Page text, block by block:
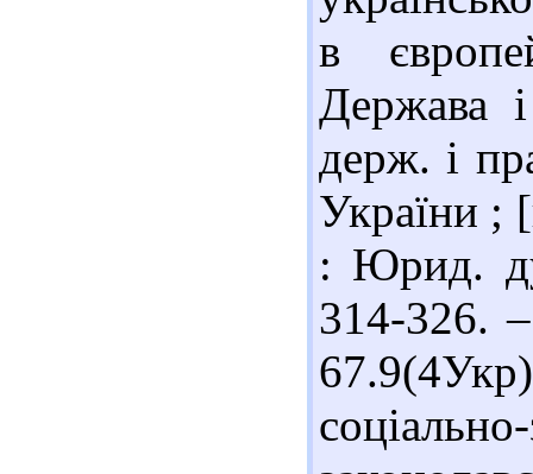
в
Держава
держ. і
України ;
: Юрид.
314-326.